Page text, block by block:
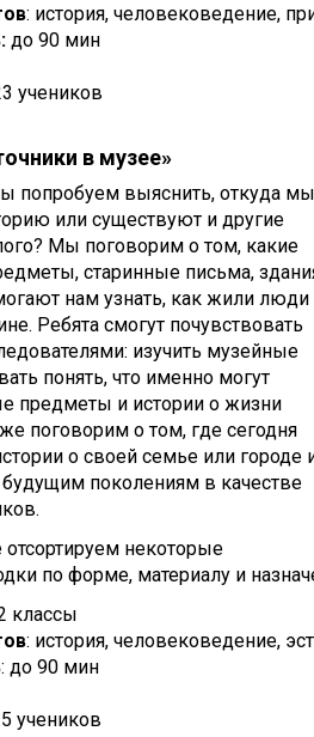
: история, человековедение,
до 90 мин
учеников
в музее»
попробуем выяснить, откуда
или существуют и другие
Мы поговорим о том, какие
старинные письма,
нам узнать, как жили люди
Ребята смогут почувствовать
изучить музейные
понять, что именно могут
предметы и истории о жизни
поговорим о том, где сегодня
о своей семье или городе
поколениям в качестве
некоторые
по форме, материалу и
классы
: история, человековедение,
: до 90 мин
учеников